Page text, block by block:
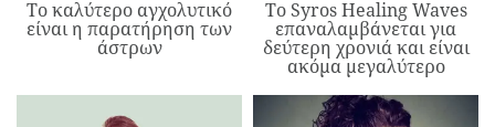
Το καλύτερο αγχολυτικό
είναι η παρατήρηση των
άστρων
Το Syros Healing Waves
επαναλαμβάνεται για
δεύτερη χρονιά και είναι
ακόμα μεγαλύτερο